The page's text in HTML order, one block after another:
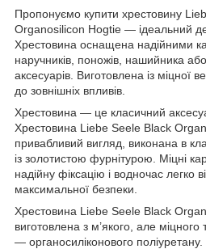
Пропонуємо купити хрестовину
Organosilicon Hogtie — ідеальний
Хрестовина оснащена надійними
наручників, поножів, нашийника
аксесуарів. Виготовлена із міцної
до зовнішніх впливів.
Хрестовина — це класичний
Хрестовина Liebe Seele Black
привабливий вигляд, виконана в
із золотистою фурнітурою. Міцні
надійну фіксацію і водночас легко
максимальної безпеки.
Хрестовина Liebe Seele Black
виготовлена з м’якого, але міцного
— органосиліконового